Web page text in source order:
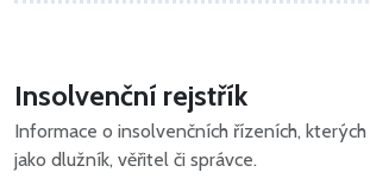
Insolvenční rejstřík
Informace o insolvenčních řízeních,
jako dlužník, věřitel či správce.